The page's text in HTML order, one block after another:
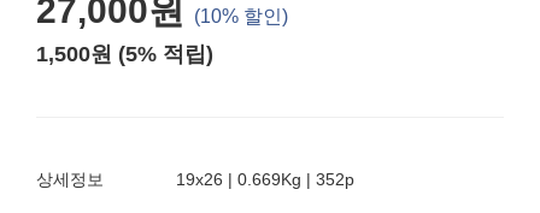
27,000원 (10% 할인)
1,500원 (5% 적립)
상세정보 19x26 | 0.669Kg | 352p